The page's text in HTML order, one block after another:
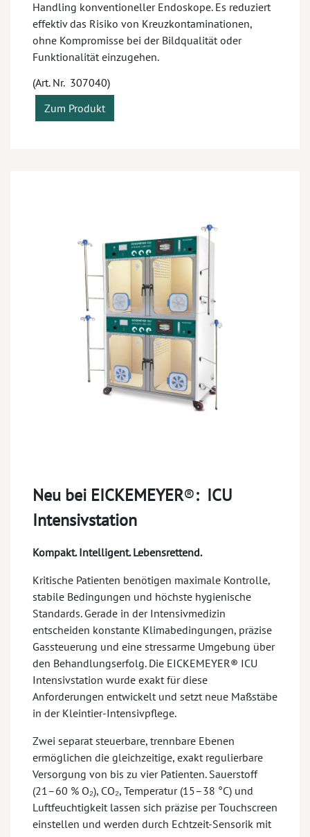
Handling konventioneller Endoskope. Es reduziert
effektiv das Risiko von Kreuzkontaminationen,
ohne Kompromisse bei der Bildqualität oder
Funktionalität einzugehen.
(Art. Nr. 307040)
Zum Produkt
Neu bei EICKEMEYER®: ICU
Intensivstation
Kompakt. Intelligent. Lebensrettend.
Kritische Patienten benötigen maximale Kontrolle,
stabile Bedingungen und höchste hygienische
Standards. Gerade in der Intensivmedizin
entscheiden konstante Klimabedingungen, präzise
Gassteuerung und eine stressarme Umgebung über
den Behandlungserfolg. Die EICKEMEYER® ICU
Intensivstation wurde exakt für diese
Anforderungen entwickelt und setzt neue Maßstäbe
in der Kleintier-Intensivpflege.
Zwei separat steuerbare, trennbare Ebenen
ermöglichen die gleichzeitige, exakt regulierbare
Versorgung von bis zu vier Patienten. Sauerstoff
(21–60 % O₂), CO₂, Temperatur (15–38 °C) und
Luftfeuchtigkeit lassen sich präzise per Touchscreen
einstellen und werden durch Echtzeit-Sensorik mit